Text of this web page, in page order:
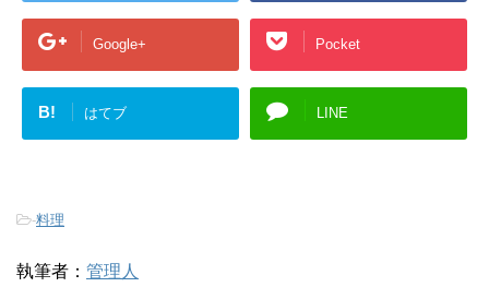
Google+ Pocket
B! はてブ LINE
-料理
執筆者： 管理人